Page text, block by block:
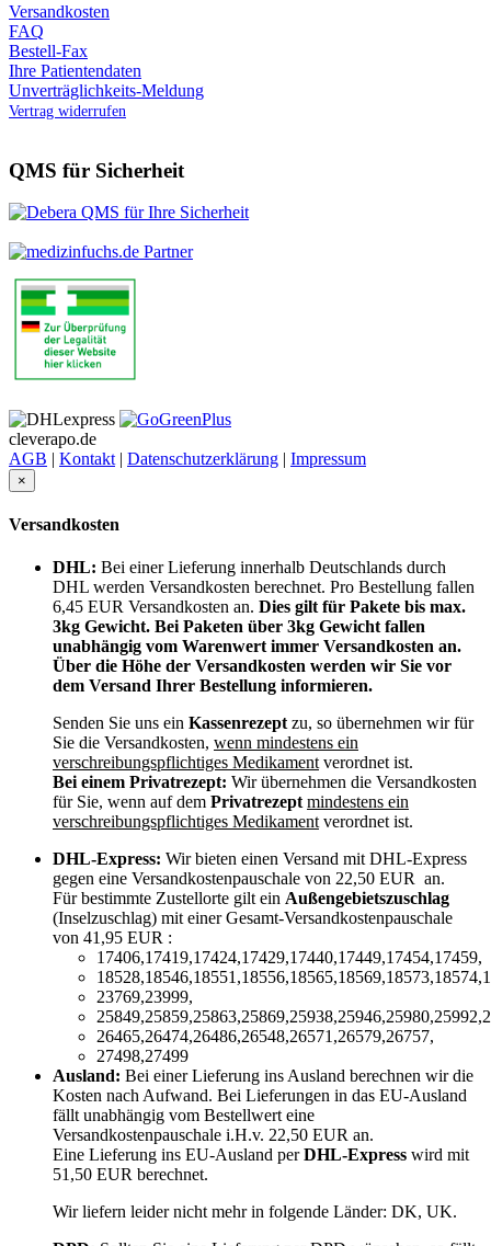
Versandkosten
FAQ
Bestell-Fax
Ihre Patientendaten
Unverträglichkeits-Meldung
Vertrag widerrufen
QMS für Sicherheit
cleverapo.de
AGB | Kontakt | Datenschutzerklärung | Impressum
×
Versandkosten
DHL: Bei einer Lieferung innerhalb Deutschlands durch
DHL werden Versandkosten berechnet. Pro Bestellung fallen
6,45 EUR Versandkosten an. Dies gilt für Pakete bis max.
3kg Gewicht. Bei Paketen über 3kg Gewicht fallen
unabhängig vom Warenwert immer Versandkosten an.
Über die Höhe der Versandkosten werden wir Sie vor
dem Versand Ihrer Bestellung informieren.
Senden Sie uns ein Kassenrezeptzu, so übernehmen wir für
Sie die Versandkosten, wenn mindestens ein
verschreibungspflichtiges Medikamentverordnet ist.
Bei einem Privatrezept: Wir übernehmen die Versandkosten
für Sie, wenn auf dem Privatrezept mindestens ein
verschreibungspflichtiges Medikamentverordnet ist.
DHL-Express: Wir bieten einen Versand mit DHL-Express
gegen eine Versandkostenpauschale von 22,50 EUR an.
Für bestimmte Zustellorte gilt ein Außengebietszuschlag
(Inselzuschlag) mit einer Gesamt-Versandkostenpauschale
von 41,95 EUR :
17406,17419,17424,17429,17440,17449,17454,17459,
23769,23999,
26465,26474,26486,26548,26571,26579,26757,
27498,27499
Ausland: Bei einer Lieferung ins Ausland berechnen wir die
Kosten nach Aufwand. Bei Lieferungen in das EU-Ausland
fällt unabhängig vom Bestellwert eine
Versandkostenpauschale i.H.v. 22,50 EUR an.
Eine Lieferung ins EU-Ausland perDHL-Express wird mit
51,50 EUR berechnet.
Wir liefern leider nicht mehr in folgende Länder: DK, UK.